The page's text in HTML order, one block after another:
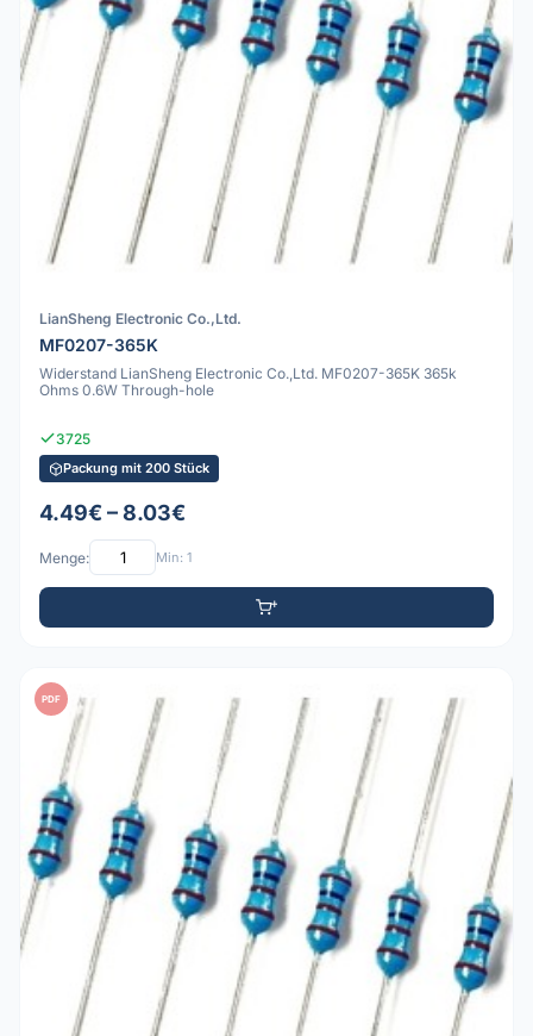
LianSheng Electronic Co.,Ltd.
MF0207-365K
Widerstand LianSheng Electronic Co.,Ltd. MF0207-365K 365k
Ohms 0.6W Through-hole
3725
Packung mit 200 Stück
4.49€ – 8.03€
Menge: Min: 1
PDF